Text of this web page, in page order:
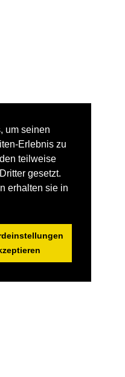
um seinen
Erlebnis zu
teilweise
gesetzt.
erhalten sie in